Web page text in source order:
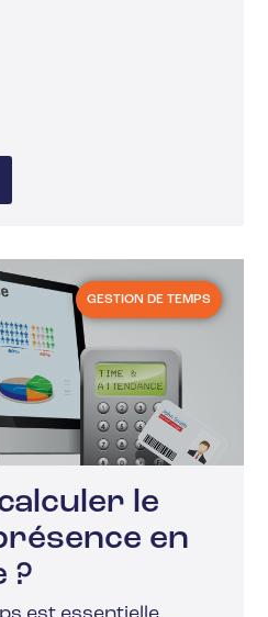
GESTION DE TEMPS
le
en
?